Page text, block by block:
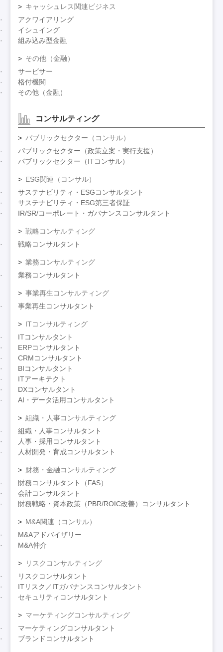
キャッシュレス関連ビジネス
アクワイアリング
イシュイング
組み込み型金融
その他（金融）
サービサー
格付機関
その他（金融）
コンサルティング
パブリックセクター（コンサル）
パブリックセクター（政策立案・実行支援）
パブリックセクター（ITコンサル）
ESG関連（コンサル）
サステナビリティ・ESGコンサルタント
サステナビリティ・ESG第三者保証
IR/SR/コーポレート・ガバナンスコンサルタント
戦略コンサルティング
戦略コンサルタント
業務コンサルティング
業務コンサルタント
事業再生コンサルティング
事業再生コンサルタント
ITコンサルティング
ITコンサルタント
ERPコンサルタント
CRMコンサルタント
BIコンサルタント
ITアーキテクト
DXコンサルタント
AI・データ活用コンサルタント
組織・人事コンサルティング
組織・人事コンサルタント
人事・採用コンサルタント
人材開発・育成コンサルタント
財務・金融コンサルティング
財務コンサルタント（FAS）
会計コンサルタント
財務戦略・資本政策（PBR/ROIC改善）コンサルタント
M&A関連（コンサル）
M&Aアドバイザリー
M&A仲介
リスクコンサルティング
リスクコンサルタント
ITリスク／ITガバナンスコンサルタント
セキュリティコンサルタント
マーケティングコンサルティング
マーケティングコンサルタント
ブランドコンサルタント